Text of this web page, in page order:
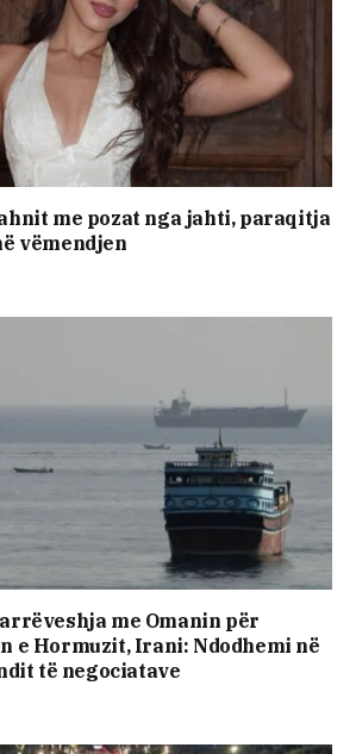
me pozat nga jahti, paraqitja
vëmendjen
me Omanin për
e Hormuzit, Irani: Ndodhemi në
të negociatave